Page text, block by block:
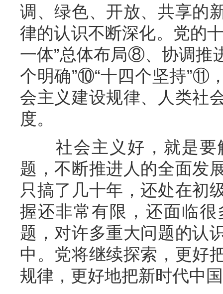
调、绿色、开放、共享的
律的认识不断深化。党的
一体”总体布局⑧、协调推
个明确”⑩“十四个坚持”⑪
会主义建设规律、人类社
度。
社会主义好，就是要
题，不断推进人的全面发
只搞了几十年，还处在初
握还非常有限，还面临
题，对许多重大问题的认
中。党将继续探索，更好
规律，更好地把新时代中